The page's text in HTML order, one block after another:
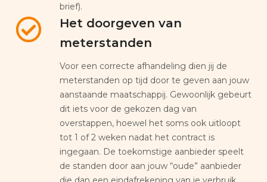
brief).
Het doorgeven van
meterstanden
Voor een correcte afhandeling dien jij de
meterstanden op tijd door te geven aan jouw
aanstaande maatschappij. Gewoonlijk gebeurt
dit iets voor de gekozen dag van
overstappen, hoewel het soms ook uitloopt
tot 1 of 2 weken nadat het contract is
ingegaan. De toekomstige aanbieder speelt
de standen door aan jouw “oude” aanbieder